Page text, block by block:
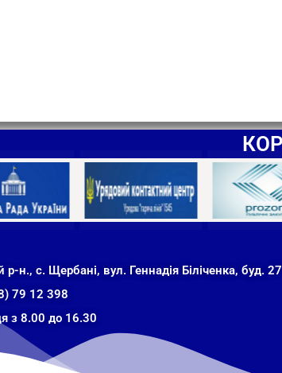
н., с. Щербані, вул. Геннадія Біліченка, буд. 27
79 12 398
з 8.00 до 16.30